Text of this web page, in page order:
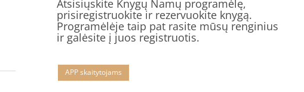
Atsisiųskite Knygų Namų programėlę,
prisiregistruokite ir rezervuokite knygą.
Programėlėje taip pat rasite mūsų renginius
ir galėsite į juos registruotis.
APP skaitytojams